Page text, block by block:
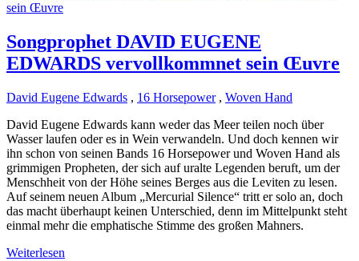
Songprophet DAVID EUGENE
EDWARDS vervollkommnet sein Œuvre
David Eugene Edwards , 16 Horsepower, Woven Hand
David Eugene Edwards kann weder das Meer teilen noch über
Wasser laufen oder es in Wein verwandeln. Und doch kennen wir
ihn schon von seinen Bands 16 Horsepower und Woven Hand als
grimmigen Propheten, der sich auf uralte Legenden beruft, um der
Menschheit von der Höhe seines Berges aus die Leviten zu lesen.
Auf seinem neuen Album „Mercurial Silence“ tritt er solo an, doch
das macht überhaupt keinen Unterschied, denn im Mittelpunkt steht
einmal mehr die emphatische Stimme des großen Mahners.
Weiterlesen